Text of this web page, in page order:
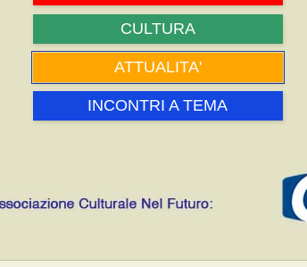
CULTURA
ATTUALITA'
INCONTRI A TEMA